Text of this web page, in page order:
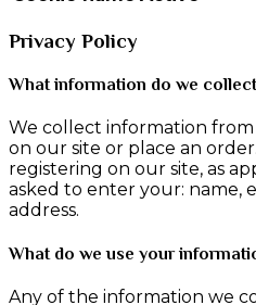
Privacy Policy
What information do we
We collect information
on our site or place an
registering on our site, as
asked to enter your: name,
address.
What do we use your
Any of the information we